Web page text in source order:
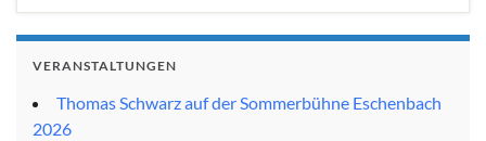
VERANSTALTUNGEN
Thomas Schwarz auf der Sommerbühne Eschenbach
2026